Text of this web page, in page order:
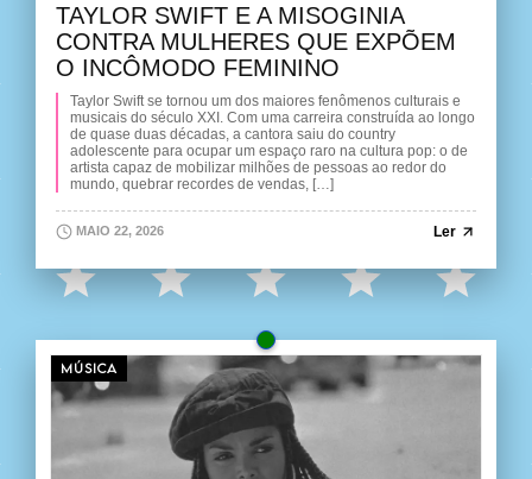
TAYLOR SWIFT E A MISOGINIA
CONTRA MULHERES QUE EXPÕEM
O INCÔMODO FEMININO
Taylor Swift se tornou um dos maiores fenômenos culturais e
musicais do século XXI. Com uma carreira construída ao longo
de quase duas décadas, a cantora saiu do country
adolescente para ocupar um espaço raro na cultura pop: o de
artista capaz de mobilizar milhões de pessoas ao redor do
mundo, quebrar recordes de vendas, […]
MAIO 22, 2026 Ler
MÚSICA